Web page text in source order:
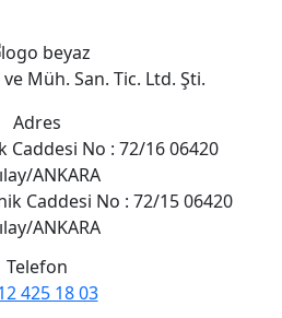
Müh. San. Tic. Ltd. Şti.
Adres
Caddesi No : 72/16 06420
ANKARA
Caddesi No : 72/15 06420
ANKARA
Telefon
425 18 03